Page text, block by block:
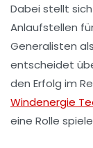
Dabei stellt
Anlaufstellen
Generalisten
entscheidet
den Erfolg im
Windenergie
eine Rolle